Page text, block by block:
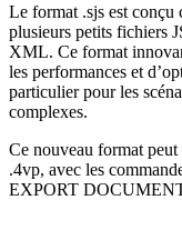
Le format .sjs est conçu
plusieurs petits fichiers
XML. Ce format
les performances et
particulier pour les
complexes.
Ce nouveau format
.4vp, avec les
EXPORT